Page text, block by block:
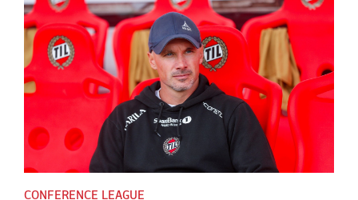
CONFERENCE LEAGUE